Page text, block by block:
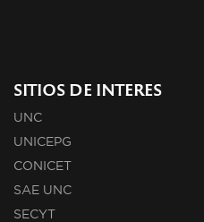
SITIOS DE INTERES
UNC
UNICEPG
CONICET
SAE UNC
SECYT